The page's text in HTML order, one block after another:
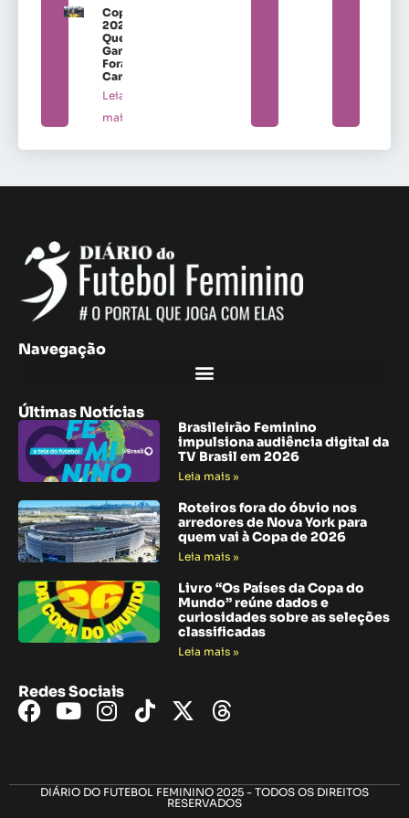
Copa
2027:
Quem
Ganha
Fora de
Campo
Leia
mais »
Navegação
Últimas Notícias
Brasileirão Feminino
impulsiona audiência digital da
TV Brasil em 2026
Leia mais »
Roteiros fora do óbvio nos
arredores de Nova York para
quem vai à Copa de 2026
Leia mais »
Livro “Os Países da Copa do
Mundo” reúne dados e
curiosidades sobre as seleções
classificadas
Leia mais »
Redes Sociais
DIÁRIO DO FUTEBOL FEMININO 2025 - TODOS OS DIREITOS
RESERVADOS